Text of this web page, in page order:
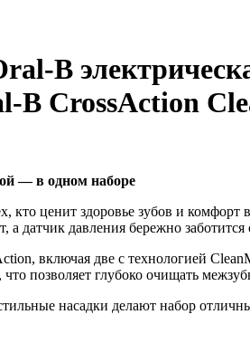
B
B CrossAction
— в одном наборе
кто ценит здоровье зубов и
а датчик давления бережно
включая две с технологией
позволяет глубоко очищать
насадки делают набор